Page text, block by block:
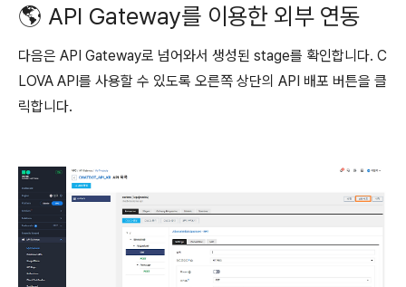
🌎 API Gateway를 이용한 외부 연동
다음은 API Gateway로 넘어와서 생성된 stage를 확인합니다. C
LOVA API를 사용할 수 있도록 오른쪽 상단의 API 배포 버튼을 클
릭합니다.